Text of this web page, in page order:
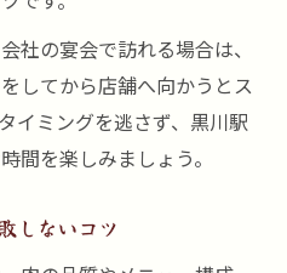
社の宴会で訪れる場合は、
してから店舗へ向かうとス
イミングを逃さず、黒川駅
間を楽しみましょう。
しないコツ